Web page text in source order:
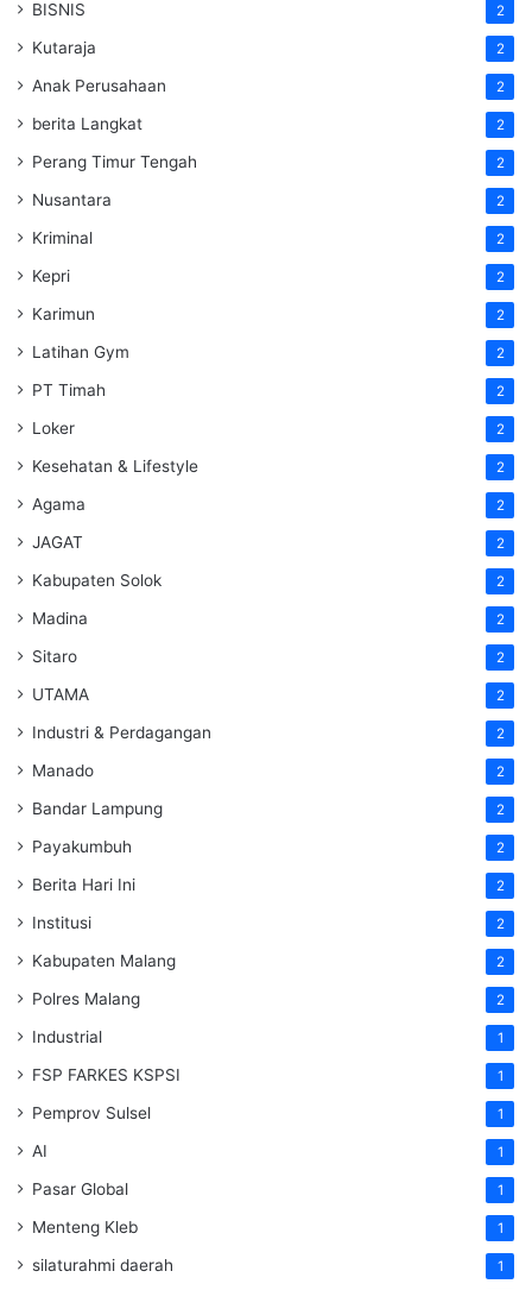
BISNIS 2
Kutaraja 2
Anak Perusahaan 2
berita Langkat 2
Perang Timur Tengah 2
Nusantara 2
Kriminal 2
Kepri 2
Karimun 2
Latihan Gym 2
PT Timah 2
Loker 2
Kesehatan & Lifestyle 2
Agama 2
JAGAT 2
Kabupaten Solok 2
Madina 2
Sitaro 2
UTAMA 2
Industri & Perdagangan 2
Manado 2
Bandar Lampung 2
Payakumbuh 2
Berita Hari Ini 2
Institusi 2
Kabupaten Malang 2
Polres Malang 2
Industrial 1
FSP FARKES KSPSI 1
Pemprov Sulsel 1
AI 1
Pasar Global 1
Menteng Kleb 1
silaturahmi daerah 1